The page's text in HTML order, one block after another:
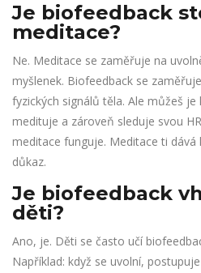
Je biofeedback
meditace?
Ne. Meditace se zaměřuje na
myšlenek. Biofeedback se
fyzických signálů těla. Ale můžeš
medituje a zároveň sleduje svou
meditace funguje. Meditace ti dává
důkaz.
Je biofeedback
děti?
Ano, je. Děti se často učí
Například: když se uvolní,